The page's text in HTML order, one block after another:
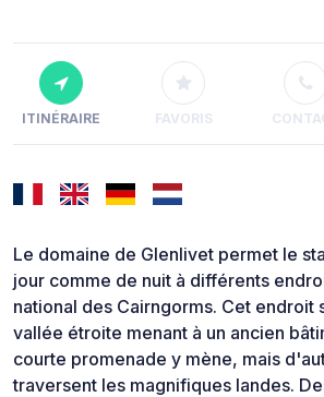
ITINÉRAIRE FAVORIS
Le domaine de Glenlivet permet le
jour comme de nuit à différents
national des Cairngorms. Cet endroit
vallée étroite menant à un ancien
courte promenade y mène, mais
traversent les magnifiques landes.